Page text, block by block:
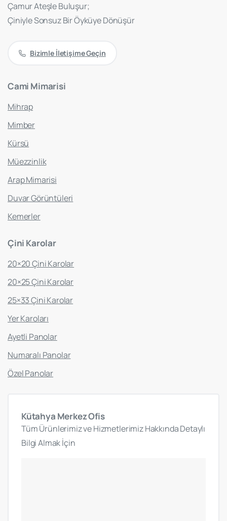
Çamur Ateşle Buluşur;
Çiniyle Sonsuz Bir Öyküye Dönüşür
Bizimle İletişime Geçin
Cami Mimarisi
Mihrap
Mimber
Kürsü
Müezzinlik
Arap Mimarisi
Duvar Görüntüleri
Kemerler
Çini Karolar
20×20 Çini Karolar
20×25 Çini Karolar
25×33 Çini Karolar
Yer Karoları
Ayetli Panolar
Numaralı Panolar
Özel Panolar
Kütahya MerkezOfis
Tüm Ürünlerimiz ve Hizmetlerimiz Hakkında Detaylı
Bilgi Almak İçin